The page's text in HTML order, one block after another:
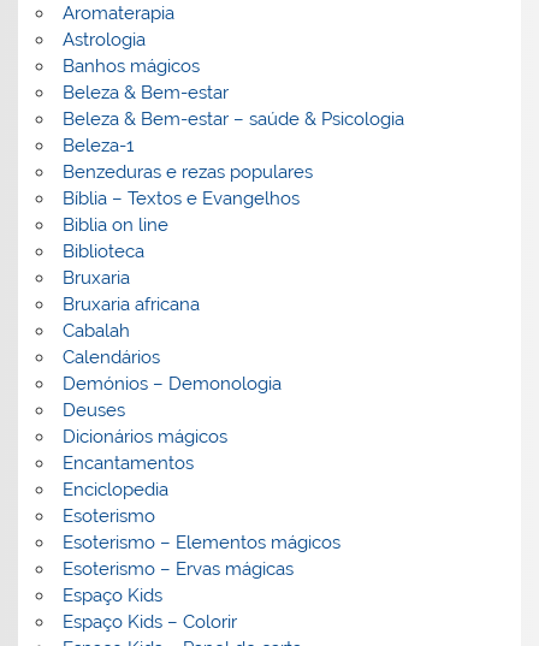
Aromaterapia
Astrologia
Banhos mágicos
Beleza & Bem-estar
Beleza & Bem-estar – saúde & Psicologia
Beleza-1
Benzeduras e rezas populares
Bíblia – Textos e Evangelhos
Biblia on line
Biblioteca
Bruxaria
Bruxaria africana
Cabalah
Calendários
Demónios – Demonologia
Deuses
Dicionários mágicos
Encantamentos
Enciclopedia
Esoterismo
Esoterismo – Elementos mágicos
Esoterismo – Ervas mágicas
Espaço Kids
Espaço Kids – Colorir